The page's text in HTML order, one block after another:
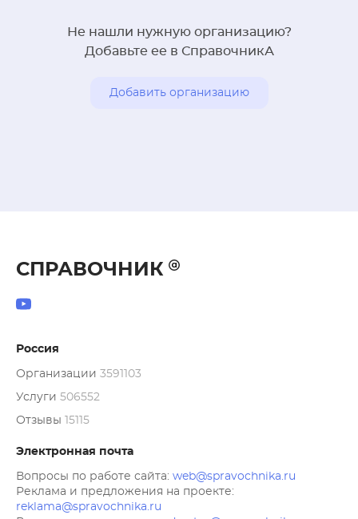
Не нашли нужную организацию?
Добавьте ее в СправочникА
Добавить организацию
СПРАВОЧНИК
Россия
Организации 3591103
Услуги 506552
Отзывы 15115
Электронная почта
Вопросы по работе сайта: web@spravochnika.ru
Реклама и предложения на проекте:
reklama@spravochnika.ru